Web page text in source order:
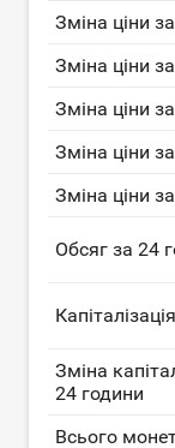
Зміна ціни
Зміна ціни
Зміна ціни
Зміна ціни
Зміна ціни
Обсяг за 24
Капіталізація
Зміна
24 години
Всього